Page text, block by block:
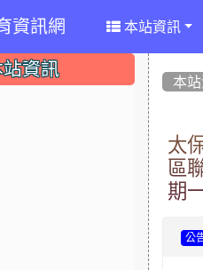
資訊網 本站資訊
本
太
區
期
公
資訊